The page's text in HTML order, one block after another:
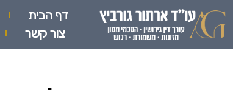
דף הבית
צור קשר